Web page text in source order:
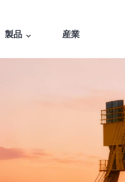
製品 産業